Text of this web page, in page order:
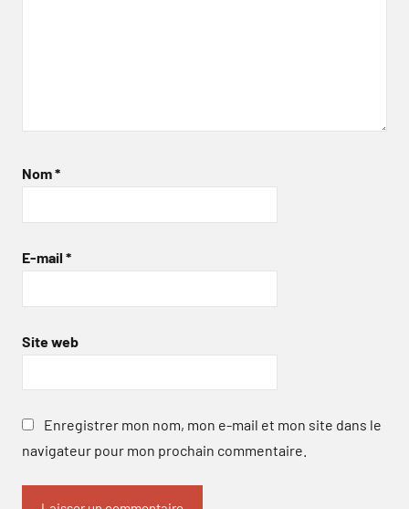
Nom*
E-mail *
Site web
Enregistrer mon nom, mon e-mail et mon site dans le
navigateur pour mon prochain commentaire.